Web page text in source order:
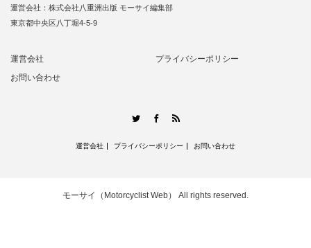
運営会社：株式会社八重洲出版 モーサイ編集部
東京都中央区八丁堀4-5-9
運営会社
プライバシーポリシー
お問い合わせ
TwitterFacebook
運営会社 プライバシーポリシー お問い合わせ
モーサイ（Motorcyclist Web） All rights reserved.